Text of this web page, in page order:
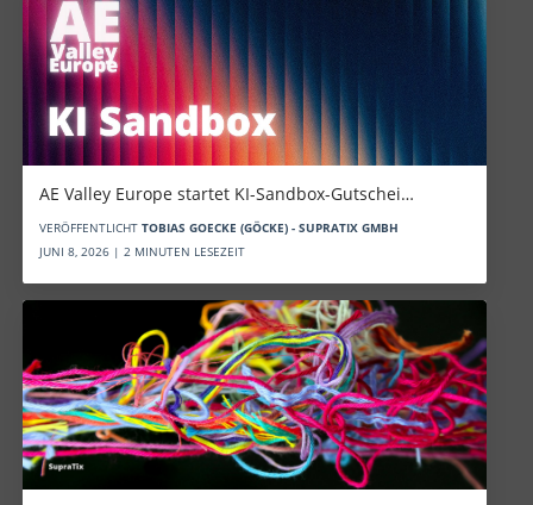
AE Valley Europe startet KI-Sandbox-Gutschei…
VERÖFFENTLICHT TOBIAS GOECKE (GÖCKE) - SUPRATIX GMBH
JUNI 8, 2026 | 2 MINUTEN LESEZEIT